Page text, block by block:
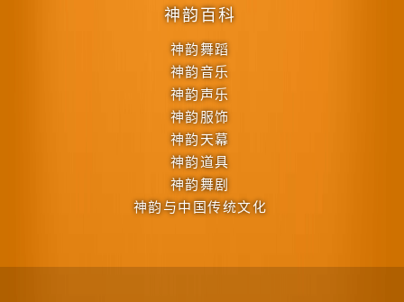
神韵百科
神韵舞蹈
神韵音乐
神韵声乐
神韵服饰
神韵天幕
神韵道具
神韵舞剧
神韵与中国传统文化